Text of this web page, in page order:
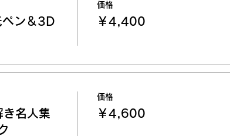
ペン＆3D
価格
￥4,400
き名人集
価格
￥4,600